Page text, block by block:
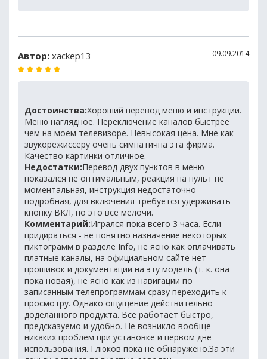
Автор: xackep13 09.09.2014
Достоинства:Хороший перевод меню и инструкции.
Меню наглядное. Переключение каналов быстрее
чем на моём телевизоре. Невысокая цена. Мне как
звукорежиссёру очень симпатична эта фирма.
Качество картинки отличное.
Недостатки:Перевод двух пунктов в меню
показался не оптимальным, реакция на пульт не
моментальная, инструкция недостаточно
подробная, для включения требуется удерживать
кнопку ВКЛ, но это всё мелочи.
Комментарий:Игрался пока всего 3 часа. Если
придираться - не понятно назначение некоторых
пиктограмм в разделе Info, не ясно как оплачивать
платные каналы, на официальном сайте нет
прошивок и документации на эту модель (т. к. она
пока новая), не ясно как из навигации по
записанным телепрограммам сразу переходить к
просмотру. Однако ощущение действительно
доделанного продукта. Всё работает быстро,
предсказуемо и удобно. Не возникло вообще
никаких проблем при установке и первом дне
использования. Глюков пока не обнаружено.За эти